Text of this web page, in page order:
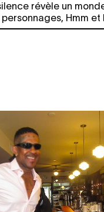
révèle un
Hmm et